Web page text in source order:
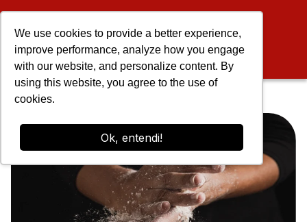
We use cookies to provide a better experience,
improve performance, analyze how you engage
with our website, and personalize content. By
using this website, you agree to the use of
cookies.
Ok, entendi!